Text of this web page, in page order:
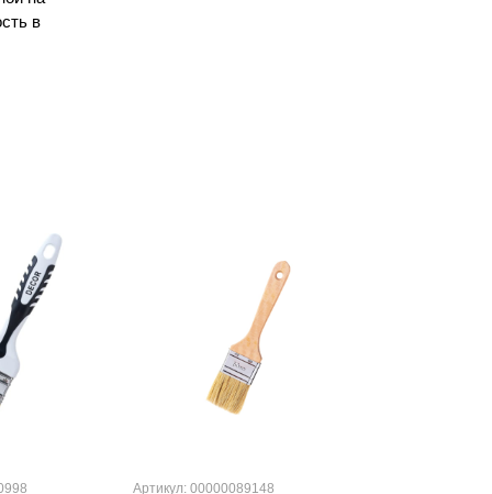
в
Артикул: 00000089148